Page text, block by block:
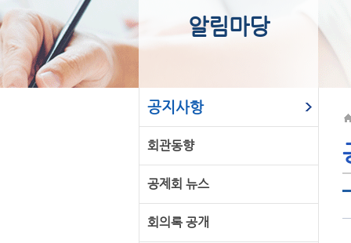
알림마당
공지사항
회관동향
공제회 뉴스
회의록 공개